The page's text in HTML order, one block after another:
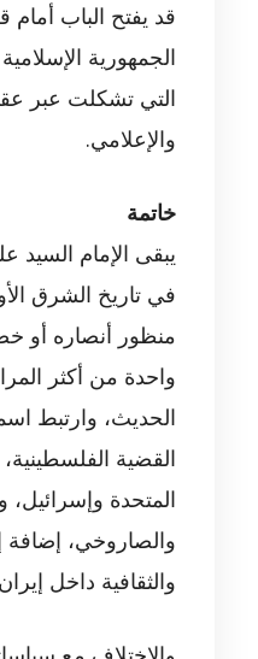
قد يفتح الباب أمام
الجمهورية
التي تشكلت عبر
والإعلامي.
خاتمة
يبقى الإمام
في تاريخ الشرق
منظور أنصاره أو
واحدة من أكثر
الحديث، وارتبط
القضية
المتحدة وإسرائيل،
والصاروخي، إضافة
والثقافية داخل